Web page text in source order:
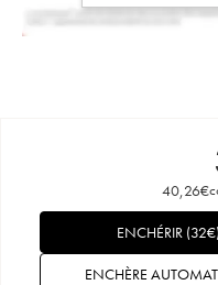
40,26€
ENCHÉRIR(32€)
ENCHÈRE